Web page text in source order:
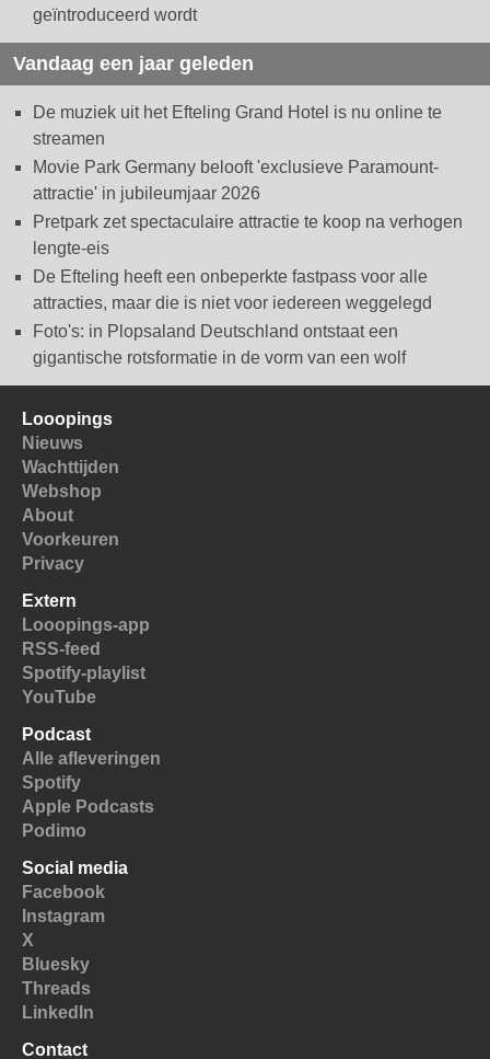
geïntroduceerd wordt
Vandaag een jaar geleden
De muziek uit het Efteling Grand Hotel is nu online te
streamen
Movie Park Germany belooft 'exclusieve Paramount-
attractie' in jubileumjaar 2026
Pretpark zet spectaculaire attractie te koop na verhogen
lengte-eis
De Efteling heeft een onbeperkte fastpass voor alle
attracties, maar die is niet voor iedereen weggelegd
Foto's: in Plopsaland Deutschland ontstaat een
gigantische rotsformatie in de vorm van een wolf
Looopings
Nieuws
Wachttijden
Webshop
About
Voorkeuren
Privacy
Extern
Looopings-app
RSS-feed
Spotify-playlist
YouTube
Podcast
Alle afleveringen
Spotify
Apple Podcasts
Podimo
Social media
Facebook
Instagram
X
Bluesky
Threads
LinkedIn
Contact